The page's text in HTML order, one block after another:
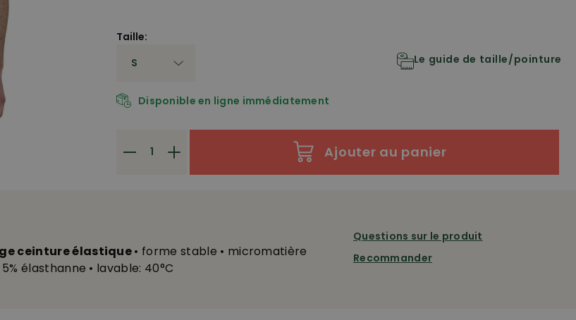
Taille:
Le guide de taille/pointure
Disponible en ligne immédiatement
Ajouter au panier
ceinture élastique• forme stable • micromatière
élasthanne • lavable: 40°C
Questions sur le produit
Recommander